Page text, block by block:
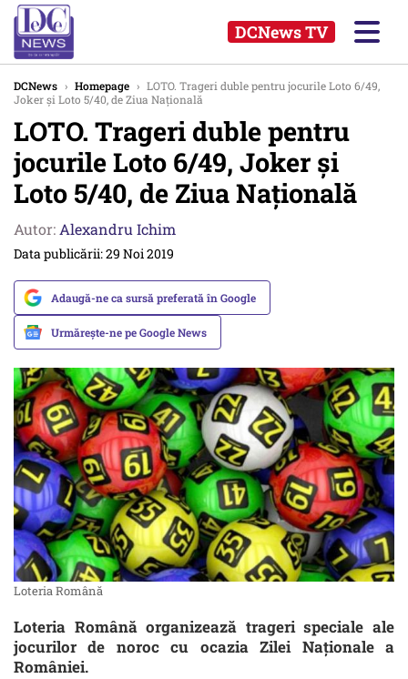
DCNews TV
DCNews › Homepage › LOTO. Trageri duble pentru jocurile Loto 6/49,
Joker și Loto 5/40, de Ziua Națională
LOTO. Trageri duble pentru
jocurile Loto 6/49, Joker și
Loto 5/40, de Ziua Națională
Autor: Alexandru Ichim
Data publicării: 29 Noi 2019
Adaugă-ne ca sursă preferată în Google
Urmărește-ne pe Google News
Loteria Română
Loteria Română organizează trageri speciale ale
jocurilor de noroc cu ocazia Zilei Naționale a
României.